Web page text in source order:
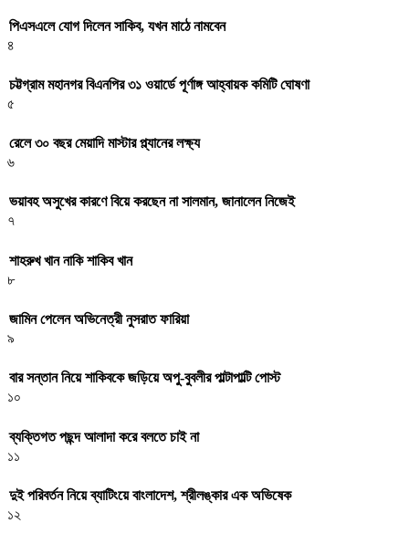
পিএসএলে যোগ দিলেন সাকিব, যখন মাঠে নামবেন
৪
চট্টগ্রাম মহানগর বিএনপির ৩১ ওয়ার্ডে পূর্ণাঙ্গ আহ্বায়ক কমিটি ঘোষণা
৫
রেলে ৩০ বছর মেয়াদি মাস্টার প্ল্যানের লক্ষ্য
৬
ভয়াবহ অসুখের কারণে বিয়ে করছেন না সালমান, জানালেন নিজেই
৭
শাহরুখ খান নাকি শাকিব খান
৮
জামিন পেলেন অভিনেত্রী নুসরাত ফারিয়া
৯
বার সন্তান নিয়ে শাকিবকে জড়িয়ে অপু-বুবলীর পাল্টাপাল্টি পোস্ট
১০
ব্যক্তিগত পছন্দ আলাদা করে বলতে চাই না
১১
দুই পরিবর্তন নিয়ে ব্যাটিংয়ে বাংলাদেশ, শ্রীলঙ্কার এক অভিষেক
১২